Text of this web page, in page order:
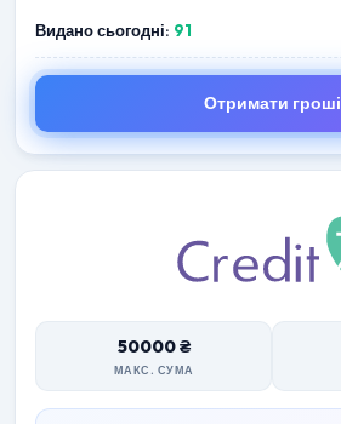
Видано сьогодні: 91
Отримати гроші
50000 ₴
МАКС. СУМА